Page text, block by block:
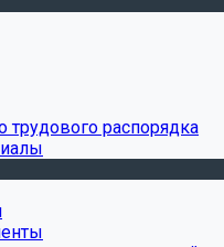
трудового распорядка